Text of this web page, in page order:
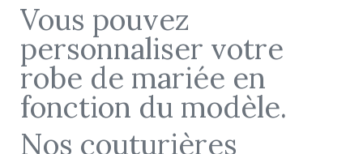
Vous pouvez
personnaliser votre
robe de mariée en
fonction du modèle.
Nos couturières